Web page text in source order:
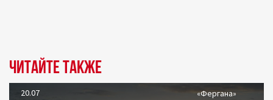
Читайте также
20.07 «Фергана»